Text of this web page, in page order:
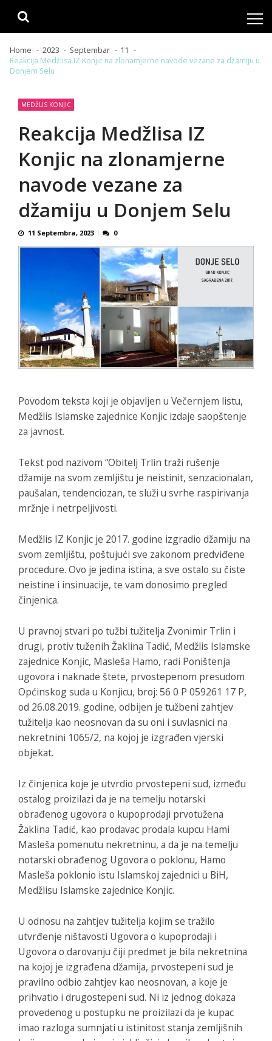
Home 2023 Septembar
11
Reakcija Medžlisa IZ Konjic na zlonamjerne navode vezane za džamiju u
Donjem Selu
MEDŽLIS KONJIC
Reakcija Medžlisa IZ
Konjic na zlonamjerne
navode vezane za
džamiju u Donjem Selu
11 Septembra, 2023 0
Povodom teksta koji je objavljen u Večernjem listu,
Medžlis Islamske zajednice Konjic izdaje saopštenje
za javnost.
Tekst pod nazivom “Obitelj Trlin traži rušenje
džamije na svom zemljištu je neistinit, senzacionalan,
paušalan, tendenciozan, te služi u svrhe raspirivanja
mržnje i netrpeljivosti.
Medžlis IZ Konjic je 2017. godine izgradio džamiju na
svom zemljištu, poštujući sve zakonom predviđene
procedure. Ovo je jedina istina, a sve ostalo su čiste
neistine i insinuacije, te vam donosimo pregled
činjenica.
U pravnoj stvari po tužbi tužitelja Zvonimir Trlin i
drugi, protiv tuženih Žaklina Tadić, Medžlis Islamske
zajednice Konjic, Masleša Hamo, radi Poništenja
ugovora i naknade štete, prvostepenom presudom
Općinskog suda u Konjicu, broj: 56 0 P 059261 17 P,
od 26.08.2019. godine, odbijen je tužbeni zahtjev
tužitelja kao neosnovan da su oni i suvlasnici na
nekretnini 1065/2, na kojoj je izgrađen vjerski
objekat.
Iz činjenica koje je utvrdio prvostepeni sud, između
ostalog proizilazi da je na temelju notarski
obrađenog ugovora o kupoprodaji prvotužena
Žaklina Tadić, kao prodavac prodala kupcu Hami
Masleša pomenutu nekretninu, a da je na temelju
notarski obrađenog Ugovora o poklonu, Hamo
Masleša poklonio istu Islamskoj zajednici u BiH,
Medžlisu Islamske zajednice Konjic.
U odnosu na zahtjev tužitelja kojim se tražilo
utvrđenje ništavosti Ugovora o kupoprodaji i
Ugovora o darovanju čiji predmet je bila nekretnina
na kojoj je izgrađena džamija, prvostepeni sud je
pravilno odbio zahtjev kao neosnovan, a koje je
prihvatio i drugostepeni sud. Ni iz jednog dokaza
provedenog u postupku ne proizilazi da je kupac
imao razloga sumnjati u istinitost stanja zemljišnih